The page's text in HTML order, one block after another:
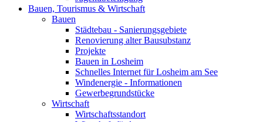
Bauen, Tourismus & Wirtschaft
Bauen
Städtebau - Sanierungsgebiete
Renovierung alter Bausubstanz
Projekte
Bauen in Losheim
Schnelles Internet für Losheim am See
Windenergie - Informationen
Gewerbegrundstücke
Wirtschaft
Wirtschaftsstandort